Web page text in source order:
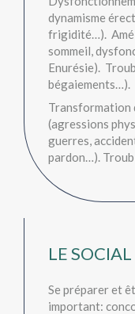
dynamisme
frigidité…).
sommeil,
Enurésie).
bégaiements…).
Transformation
(agressions
guerres,
pardon…).
LE
Se préparer et
important: